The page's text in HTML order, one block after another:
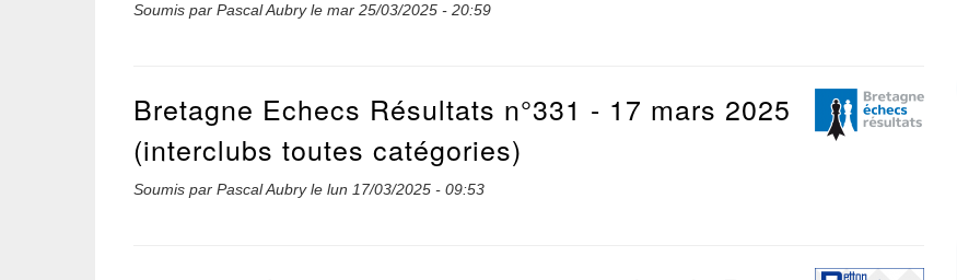
Soumis par Pascal Aubryle mar 25/03/2025 - 20:59
Bretagne Echecs Résultats n°331 - 17 mars 2025
(interclubs toutes catégories)
Soumis par Pascal Aubryle lun 17/03/2025 - 09:53